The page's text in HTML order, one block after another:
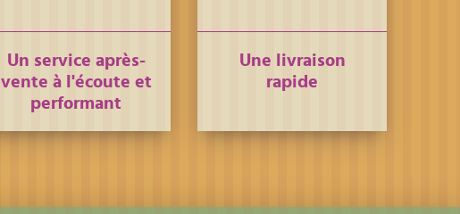
Un service après-
vente à l'écoute et
performant
Une livraison
rapide